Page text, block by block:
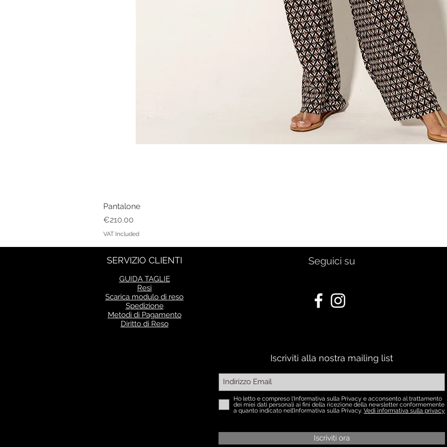
Pantalone
Price
€210.00
VAT Included
SERVIZIO CLIENTI
GUIDA TAGLIE
Resi
Scarica modulo di reso
Spedizione
Metodi di Pagamento
Diritto di Reso
Seguici su
Iscriviti alla nostra mailing list
Ho letto e compreso l'Informativa sulla Privacy e acconsento al trattamento
dei miei dati personali ai fini della ricezione della newsletter conformemente
a quanto indicato nell’Informativa sulla Privacy. Vedi informativa sulla privacy
Iscriviti ora